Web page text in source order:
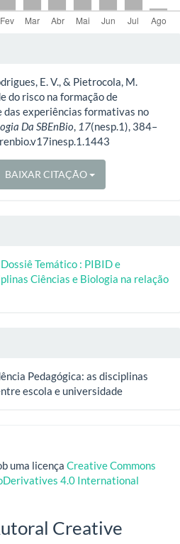
E. V., & Pietrocola, M.
do risco na formação de
das experiências formativas no
Da SBEnBio, 17(nesp.1), 384–
BAIXAR CITAÇÃO
Temático : PIBID e
Ciências e Biologia na relação
Pedagógica: as disciplinas
escola e universidade
uma licençaCreative Commons
4.0 International
Creative